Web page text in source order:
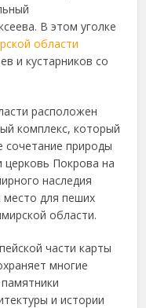
В этом уголке
области
и кустарников со
расположен
комплекс, который
сочетание природы
церковь Покрова на
наследия
для пеших
области.
части карты
многие
и истории